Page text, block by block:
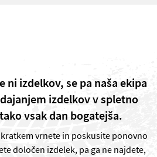
ni izdelkov, se pa naša ekipa
izdelkov v spletno
vsak dan bogatejša.
kratkem vrnete in poskusite ponovno
določen izdelek, pa ga ne najdete,